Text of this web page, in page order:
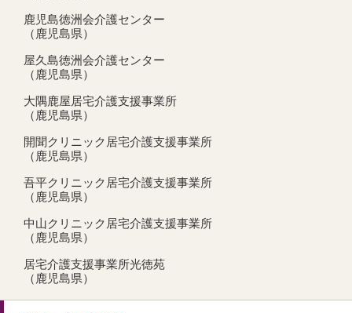
鹿児島徳洲会介護センター
（鹿児島県）
屋久島徳洲会介護センター
（鹿児島県）
大隅鹿屋居宅介護支援事業所
（鹿児島県）
開聞クリニック居宅介護支援事業所
（鹿児島県）
吾平クリニック居宅介護支援事業所
（鹿児島県）
中山クリニック居宅介護支援事業所
（鹿児島県）
居宅介護支援事業所光徳苑
（鹿児島県）